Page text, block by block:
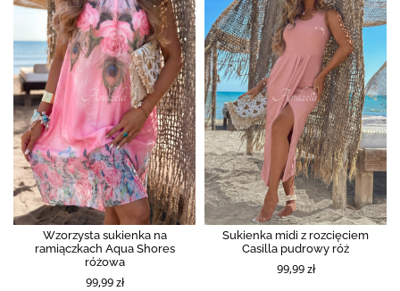
Wzorzysta sukienka na
ramiączkach Aqua Shores
różowa
99,99 zł
Sukienka midi z rozcięciem
Casilla pudrowy róż
99,99 zł